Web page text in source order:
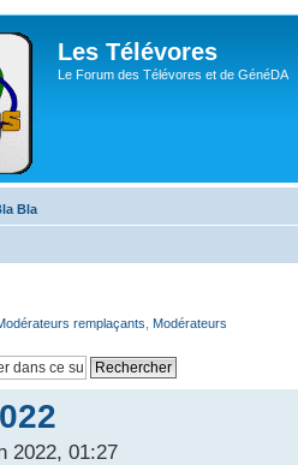
Les Télévores
Le Forum des Télévores et de GénéDA
Bla
remplaçants Modérateurs
2022, 01:27